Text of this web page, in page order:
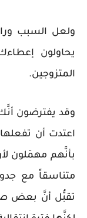
ولعل السبب
يحاولون
المتزوجين.
وقد يفترضون
اعتدت أن
بأنَّهم مهمَلون
متناسقاً مع
تقبُّل أنَّ بعض